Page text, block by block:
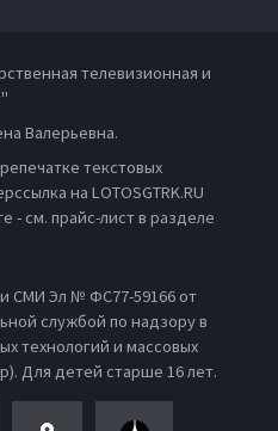
телевизионная и
Валерьевна.
текстовых
на LOTOSGTRK.RU
- см. прайс-лист в разделе
СМИ Эл № ФС77-59166 от
службой по надзору в
технологий и массовых
Для детей старше 16 лет.